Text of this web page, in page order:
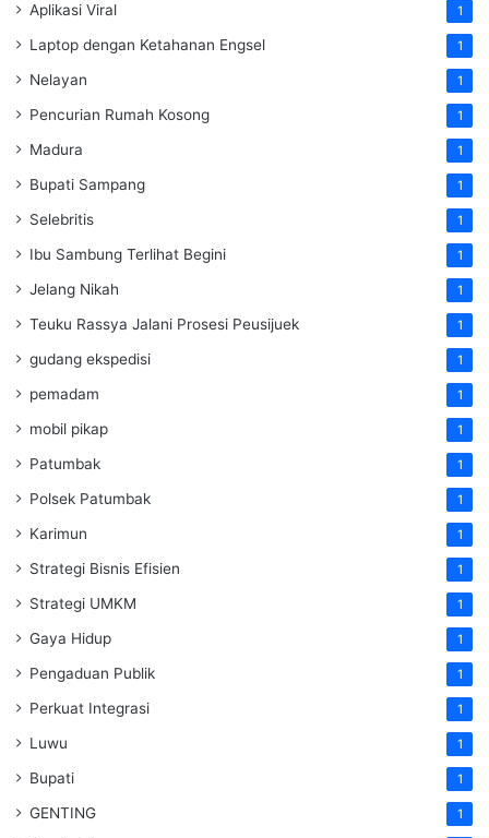
Aplikasi Viral 1
Laptop dengan Ketahanan Engsel 1
Nelayan 1
Pencurian Rumah Kosong 1
Madura 1
Bupati Sampang 1
Selebritis 1
Ibu Sambung Terlihat Begini 1
Jelang Nikah 1
Teuku Rassya Jalani Prosesi Peusijuek 1
gudang ekspedisi 1
pemadam 1
mobil pikap 1
Patumbak 1
Polsek Patumbak 1
Karimun 1
Strategi Bisnis Efisien 1
Strategi UMKM 1
Gaya Hidup 1
Pengaduan Publik 1
Perkuat Integrasi 1
Luwu 1
Bupati 1
GENTING 1